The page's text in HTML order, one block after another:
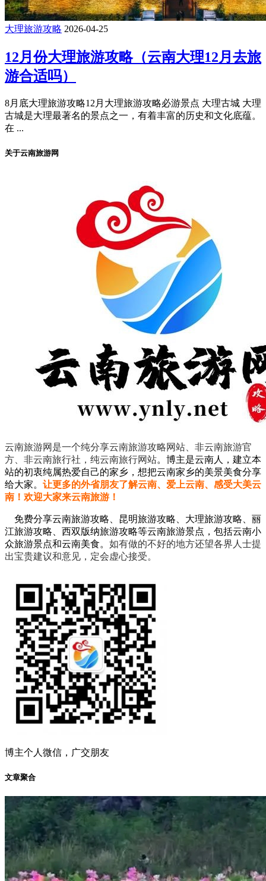
大理旅游攻略 2026-04-25
12月份大理旅游攻略（云南大理12月去旅
游合适吗）
8月底大理旅游攻略12月大理旅游攻略必游景点 大理古城 大理
古城是大理最著名的景点之一，有着丰富的历史和文化底蕴。
在 ...
关于云南旅游网
云南旅游网是一个纯分享云南旅游攻略网站、非云南旅游官
方、非云南旅行社，纯云南旅行网站。 博主是云南人，建立本
站的初衷纯属热爱自己的家乡，想把云南家乡的美景美食分享
给大家。 让更多的外省朋友了解云南、爱上云南、感受大美云
南！欢迎大家来云南旅游！
免费分享云南旅游攻略、昆明旅游攻略、大理旅游攻略、丽
江旅游攻略、西双版纳旅游攻略等云南旅游景点，包括云南小
众旅游景点和云南美食。 如有做的不好的地方还望各界人士提
出宝贵建议和意见，定会虚心接受。
博主个人微信，广交朋友
文章聚合